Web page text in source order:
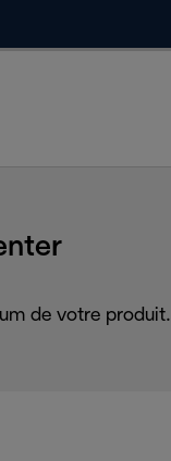
de votre produit.